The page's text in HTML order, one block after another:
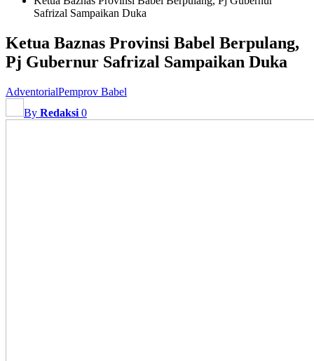
Safrizal Sampaikan Duka
Ketua Baznas Provinsi Babel Berpulang,
Pj Gubernur Safrizal Sampaikan Duka
AdventorialPemprov Babel
By Redaksi 0